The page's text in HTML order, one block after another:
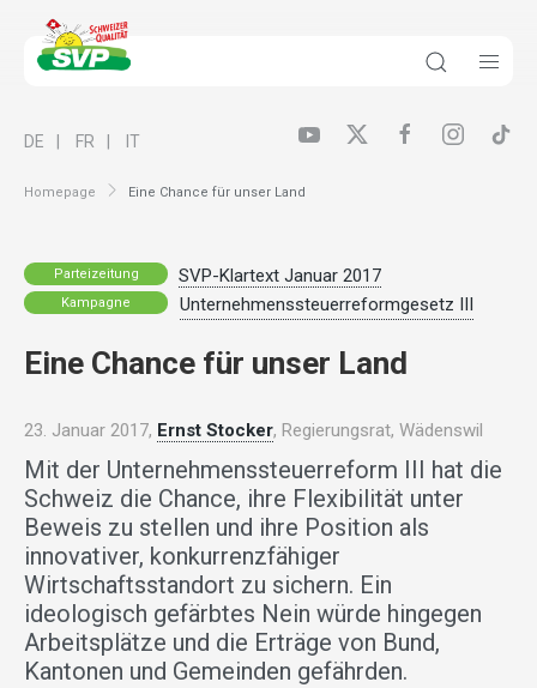
Homepage Eine Chance für unser Land
DE FR IT
Parteizeitung SVP-Klartext Januar 2017
Kampagne Unternehmenssteuerreformgesetz III
Eine Chance für unser Land
23. Januar 2017, Ernst Stocker, Regierungsrat, Wädenswil
Mit der Unternehmenssteuerreform III hat die
Schweiz die Chance, ihre Flexibilität unter
Beweis zu stellen und ihre Position als
innovativer, konkurrenzfähiger
Wirtschaftsstandort zu sichern. Ein
ideologisch gefärbtes Nein würde hingegen
Arbeitsplätze und die Erträge von Bund,
Kantonen und Gemeinden gefährden.